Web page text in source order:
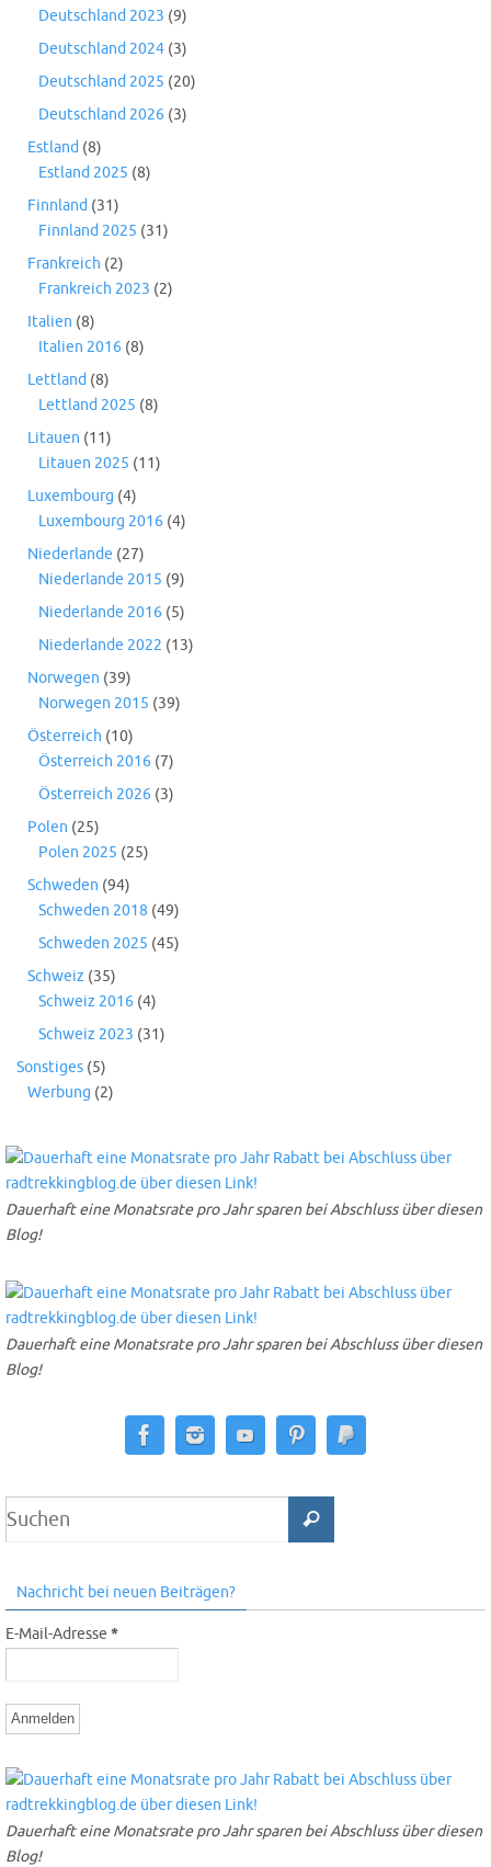
Deutschland 2023 (9)
Deutschland 2024 (3)
Deutschland 2025 (20)
Deutschland 2026 (3)
Estland (8)
Estland 2025 (8)
Finnland (31)
Finnland 2025 (31)
Frankreich (2)
Frankreich 2023 (2)
Italien (8)
Italien 2016 (8)
Lettland (8)
Lettland 2025 (8)
Litauen (11)
Litauen 2025 (11)
Luxembourg (4)
Luxembourg 2016 (4)
Niederlande (27)
Niederlande 2015 (9)
Niederlande 2016 (5)
Niederlande 2022 (13)
Norwegen (39)
Norwegen 2015 (39)
Österreich (10)
Österreich 2016 (7)
Österreich 2026 (3)
Polen (25)
Polen 2025 (25)
Schweden (94)
Schweden 2018 (49)
Schweden 2025 (45)
Schweiz (35)
Schweiz 2016 (4)
Schweiz 2023 (31)
Sonstiges (5)
Werbung (2)
Dauerhaft eine Monatsrate pro Jahr sparen bei Abschluss über diesen
Blog!
Dauerhaft eine Monatsrate pro Jahr sparen bei Abschluss über diesen
Blog!
Nachricht bei neuen Beiträgen?
E-Mail-Adresse *
Dauerhaft eine Monatsrate pro Jahr sparen bei Abschluss über diesen
Blog!